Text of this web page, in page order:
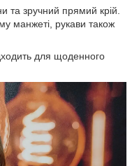
та зручний прямий крій.
манжеті, рукави також
для щоденного